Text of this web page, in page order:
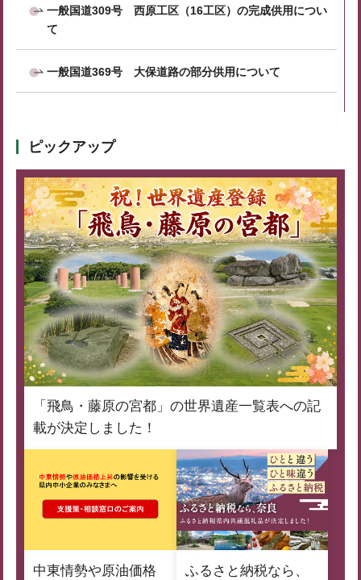
一般国道309号 西原工区（16工区）の完成供用につい
て
一般国道369号 大保道路の部分供用について
ピックアップ
「飛鳥・藤原の宮都」の世界遺産一覧表への記
載が決定しました！
中東情勢や原油価格
ふるさと納税なら、